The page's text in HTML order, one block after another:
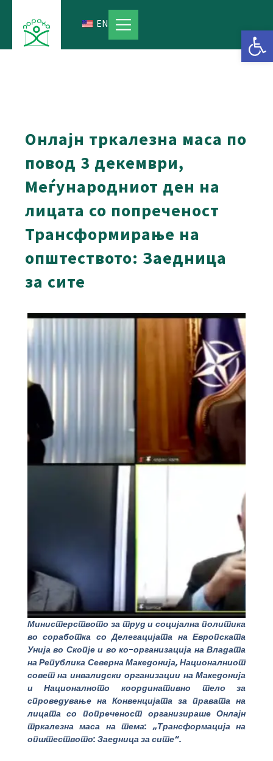
content
EN
Онлајн тркалезна маса по
повод 3 декември,
Меѓународниот ден на
лицата со попреченост
Трансформирање на
општеството: Заедница
за сите
Министерството за труд и социјална политика
во соработка со Делегацијата на Европската
Унија во Скопје и во ко-организација на Владата
на Република Северна Македонија, Националниот
совет на инвалидски организации на Македонија
и Националното координативно тело за
спроведување на Конвенцијата за правата на
лицата со попреченост организираше Онлајн
тркалезна маса на тема: „Трансформација на
општеството: Заедница за сите“.